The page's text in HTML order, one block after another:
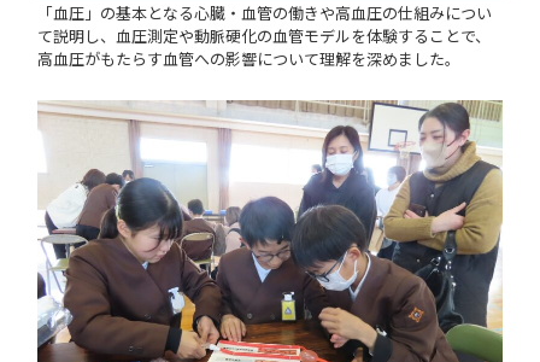
「血圧」の基本となる心臓・血管の働きや高血圧の仕組みについ
て説明し、血圧測定や動脈硬化の血管モデルを体験することで、
高血圧がもたらす血管への影響について理解を深めました。